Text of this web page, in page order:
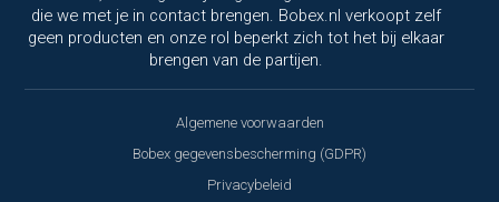
die we met je in contact brengen. Bobex.nl verkoopt zelf
geen producten en onze rol beperkt zich tot het bij elkaar
brengen van de partijen.
Algemene voorwaarden
Bobex gegevensbescherming (GDPR)
Privacybeleid